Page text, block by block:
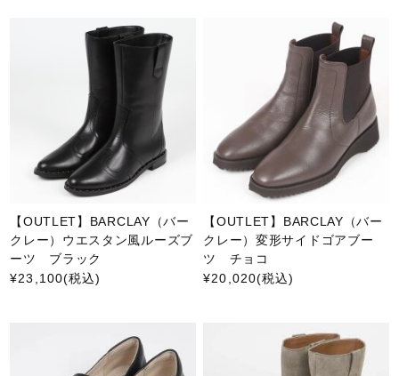
【OUTLET】BARCLAY（バー
クレー）ウエスタン風ルーズブ
ーツ ブラック
¥23,100(税込)
【OUTLET】BARCLAY（バー
クレー）変形サイドゴアブー
ツ チョコ
¥20,020(税込)